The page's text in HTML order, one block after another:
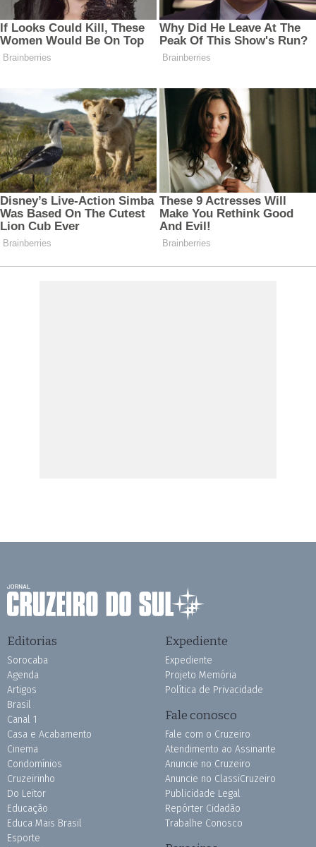
Editorias
Sorocaba
Agenda
Artigos
Brasil
Canal 1
Casa e Acabamento
Cinema
Condomínios
Cruzeirinho
Do Leitor
Educação
Educa Mais Brasil
Esporte
Expediente
Expediente
Projeto Memória
Política de Privacidade
Fale conosco
Fale com o Cruzeiro
Atendimento ao Assinante
Anuncie no Cruzeiro
Anuncie no ClassiCruzeiro
Publicidade Legal
Repórter Cidadão
Trabalhe Conosco